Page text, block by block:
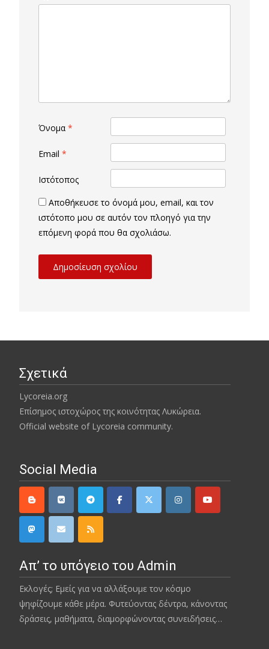
Όνομα *
Email *
Ιστότοπος
Αποθήκευσε το όνομά μου, email, και τον
ιστότοπο μου σε αυτόν τον πλοηγό για την
επόμενη φορά που θα σχολιάσω.
Σχετικά
Lycoreia.org
Επίσημος ιστοχώρος της κοινότητας Λυκώρεια.
Official website of Lycoreia community.
Social Media
Απ’ το υπόγειο του Admin
Εκλογές; Εμείς για να αλλάξουμε τον κόσμο
ψηφίζουμε κάθε μέρα. Φυτεύοντας δέντρα, κάνοντας
δράσεις, μαθήματα, διαμορφώνοντας συνειδήσεις…